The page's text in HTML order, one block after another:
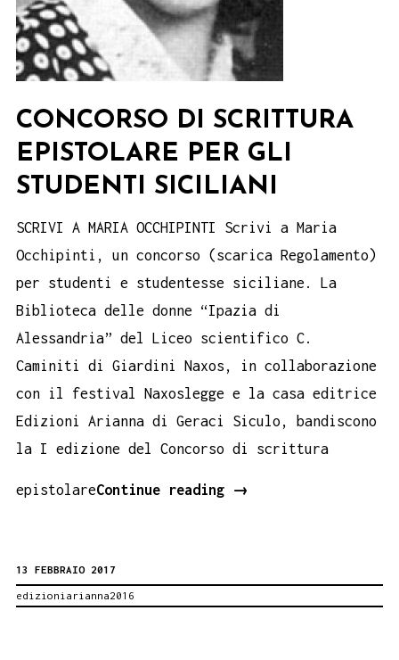
CONCORSO DI SCRITTURA
EPISTOLARE PER GLI
STUDENTI SICILIANI
SCRIVI A MARIA OCCHIPINTI Scrivi a Maria
Occhipinti, un concorso (scarica Regolamento)
per studenti e studentesse siciliane. La
Biblioteca delle donne “Ipazia di
Alessandria” del Liceo scientifico C.
Caminiti di Giardini Naxos, in collaborazione
con il festival Naxoslegge e la casa editrice
Edizioni Arianna di Geraci Siculo, bandiscono
la I edizione del Concorso di scrittura
epistolareContinue reading
Concorso
→
13 FEBBRAIO 2017
edizioniarianna2016